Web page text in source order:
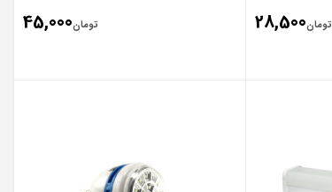
تومان28,500 تومان45,000